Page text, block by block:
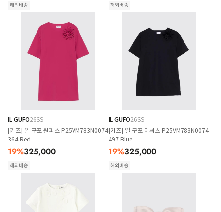
해외배송 해외배송
IL GUFO26SS
[키즈] 일 구포 원피스 P25VM783N0074
364 Red
19%325,000
해외배송
IL GUFO26SS
[키즈] 일 구포 티셔츠 P25VM783N0074
497 Blue
19%325,000
해외배송